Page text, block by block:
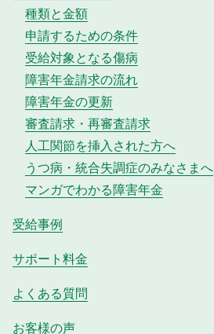
種類と金額
申請するための条件
受給対象となる傷病
障害年金請求の流れ
障害年金の更新
審査請求・再審査請求
人工関節を挿入された方へ
うつ病・統合失調症のみなさまへ
マンガでわかる障害年金
受給事例
サポート料金
よくある質問
お客様の声